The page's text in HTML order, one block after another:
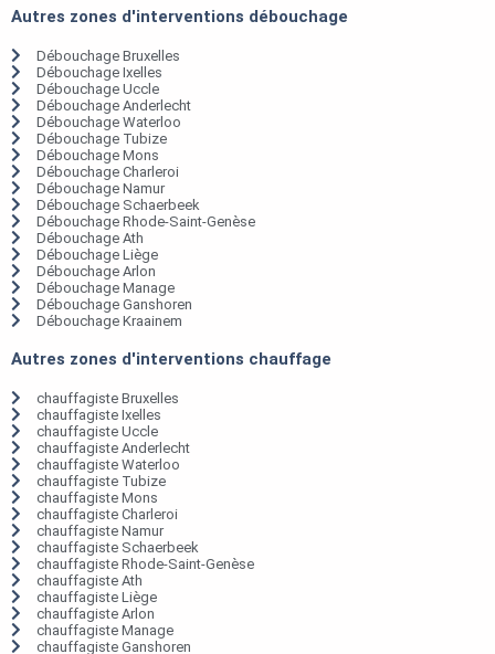
Autres zones d'interventions débouchage
Débouchage Bruxelles
Débouchage Ixelles
Débouchage Uccle
Débouchage Anderlecht
Débouchage Waterloo
Débouchage Tubize
Débouchage Mons
Débouchage Charleroi
Débouchage Namur
Débouchage Schaerbeek
Débouchage Rhode-Saint-Genèse
Débouchage Ath
Débouchage Liège
Débouchage Arlon
Débouchage Manage
Débouchage Ganshoren
Débouchage Kraainem
Autres zones d'interventions chauffage
chauffagiste Bruxelles
chauffagiste Ixelles
chauffagiste Uccle
chauffagiste Anderlecht
chauffagiste Waterloo
chauffagiste Tubize
chauffagiste Mons
chauffagiste Charleroi
chauffagiste Namur
chauffagiste Schaerbeek
chauffagiste Rhode-Saint-Genèse
chauffagiste Ath
chauffagiste Liège
chauffagiste Arlon
chauffagiste Manage
chauffagiste Ganshoren